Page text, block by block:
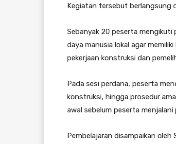
Kegiatan tersebut berlangsung
Sebanyak 20 peserta mengikuti
daya manusia lokal agar
pekerjaan konstruksi dan
Pada sesi perdana, peserta
konstruksi, hingga prosedur
awal sebelum peserta
Pembelajaran disampaikan oleh